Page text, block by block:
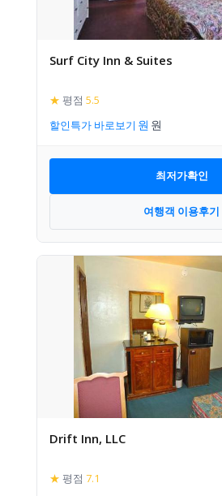
Surf City Inn & Suites
★ 평점 5.5
할인특가 바로보기
최저가확인
여행객 이용후기
Drift Inn, LLC
★ 평점 7.1